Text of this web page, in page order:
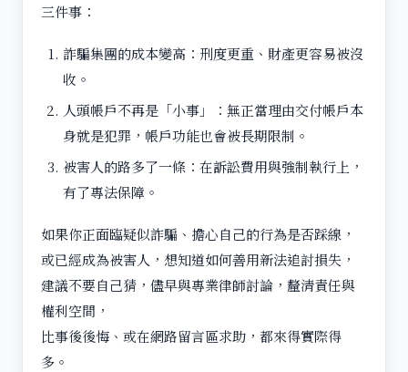
三件事：
詐騙集團的成本變高：刑度更重、財產更容易被沒
收。
人頭帳戶不再是「小事」：無正當理由交付帳戶本
身就是犯罪，帳戶功能也會被長期限制。
被害人的路多了一條：在訴訟費用與強制執行上，
有了專法保障。
如果你正面臨疑似詐騙、擔心自己的行為是否踩線，
或已經成為被害人，想知道如何善用新法追討損失，
建議不要自己猜，儘早與專業律師討論，釐清責任與
權利空間，
比事後後悔、或在網路留言區求助，都來得實際得
多。